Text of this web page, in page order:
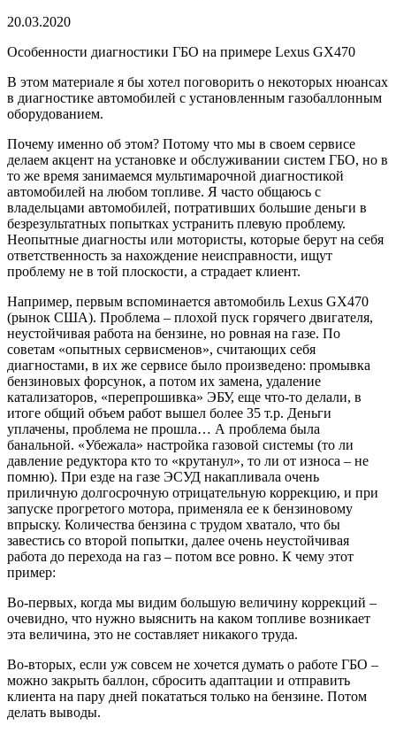
20.03.2020
Особенности диагностики ГБО на примере Lexus GX470
В этом материале я бы хотел поговорить о некоторых нюансах
в диагностике автомобилей с установленным газобаллонным
оборудованием.
Почему именно об этом? Потому что мы в своем сервисе
делаем акцент на установке и обслуживании систем ГБО, но в
то же время занимаемся мультимарочной диагностикой
автомобилей на любом топливе. Я часто общаюсь с
владельцами автомобилей, потративших большие деньги в
безрезультатных попытках устранить плевую проблему.
Неопытные диагносты или мотористы, которые берут на себя
ответственность за нахождение неисправности, ищут
проблему не в той плоскости, а страдает клиент.
Например, первым вспоминается автомобиль Lexus GX470
(рынок США). Проблема – плохой пуск горячего двигателя,
неустойчивая работа на бензине, но ровная на газе. По
советам «опытных сервисменов», считающих себя
диагностами, в их же сервисе было произведено: промывка
бензиновых форсунок, а потом их замена, удаление
катализаторов, «перепрошивка» ЭБУ, еще что-то делали, в
итоге общий объем работ вышел более 35 т.р. Деньги
уплачены, проблема не прошла… А проблема была
банальной. «Убежала» настройка газовой системы (то ли
давление редуктора кто то «крутанул», то ли от износа – не
помню). При езде на газе ЭСУД накапливала очень
приличную долгосрочную отрицательную коррекцию, и при
запуске прогретого мотора, применяла ее к бензиновому
впрыску. Количества бензина с трудом хватало, что бы
завестись со второй попытки, далее очень неустойчивая
работа до перехода на газ – потом все ровно. К чему этот
пример:
Во-первых, когда мы видим большую величину коррекций –
очевидно, что нужно выяснить на каком топливе возникает
эта величина, это не составляет никакого труда.
Во-вторых, если уж совсем не хочется думать о работе ГБО –
можно закрыть баллон, сбросить адаптации и отправить
клиента на пару дней покататься только на бензине. Потом
делать выводы.